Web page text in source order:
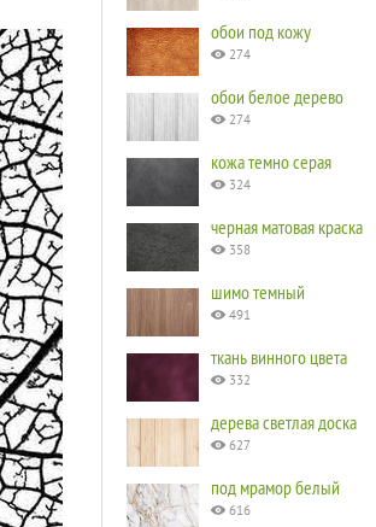
обои под кожу
274
обои белое дерево
274
кожа темно серая
324
черная матовая краска
358
шимо темный
491
ткань винного цвета
332
дерева светлая доска
627
под мрамор белый
616